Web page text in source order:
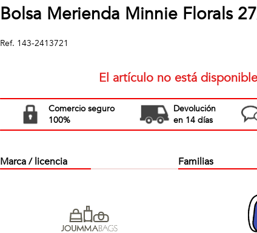
Bolsa Merienda Minnie Florals
Ref. 143-2413721
El artículo no está disponible
Comercio seguro
100%
Devolución
en 14 días
Marca / licencia Familias